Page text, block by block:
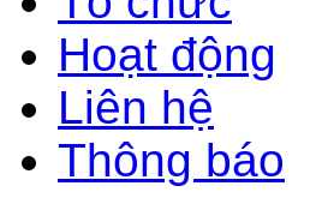
Hoạt động
Liên hệ
Thông báo